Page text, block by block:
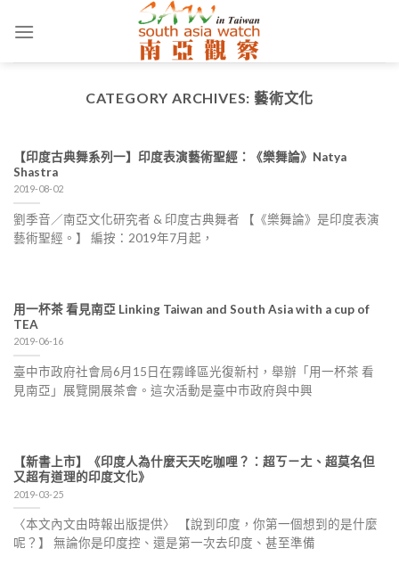
CATEGORY ARCHIVES: 藝術文化
【印度古典舞系列一】印度表演藝術聖經：《樂舞論》Natya
Shastra
2019-08-02
劉季音／南亞文化研究者 & 印度古典舞者 【《樂舞論》是印度表演
藝術聖經。】 編按：2019年7月起，
用一杯茶 看見南亞 Linking Taiwan and South Asia with a cup of
TEA
2019-06-16
臺中市政府社會局6月15日在霧峰區光復新村，舉辦「用一杯茶 看
見南亞」展覽開展茶會。這次活動是臺中巿政府與中興
【新書上市】《印度人為什麼天天吃咖哩？：超ㄎㄧㄤ、超莫名但
又超有道理的印度文化》
2019-03-25
〈本文內文由時報出版提供〉 【說到印度，你第一個想到的是什麼
呢？】 無論你是印度控、還是第一次去印度、甚至準備